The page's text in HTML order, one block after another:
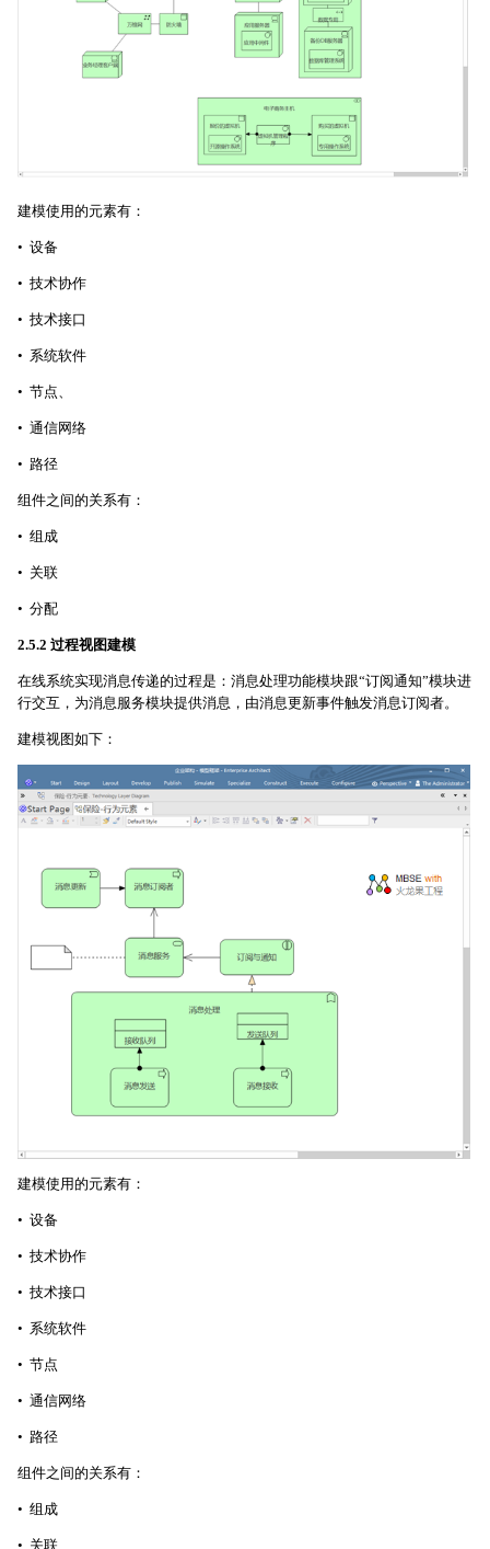
建模使用的元素有：
• 设备
• 技术协作
• 技术接口
• 系统软件
• 节点、
• 通信网络
• 路径
组件之间的关系有：
• 组成
• 关联
• 分配
2.5.2 过程视图建模
在线系统实现消息传递的过程是：消息处理功能模块跟“订阅通知”模块进
行交互，为消息服务模块提供消息，由消息更新事件触发消息订阅者。
建模视图如下：
建模使用的元素有：
• 设备
• 技术协作
• 技术接口
• 系统软件
• 节点
• 通信网络
• 路径
组件之间的关系有：
• 组成
• 关联